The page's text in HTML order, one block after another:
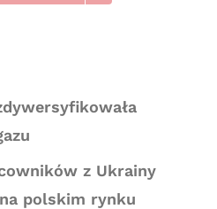
z Ukrainy
polskim rynku